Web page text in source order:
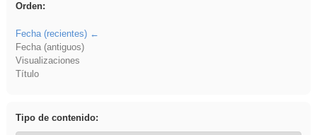
Orden:
Fecha (recientes)
Fecha (antiguos)
Visualizaciones
Título
Tipo de contenido: